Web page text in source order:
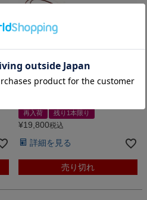
[老眼鏡・メガネ] こめかみで掛ける ちょ
いかけ眼鏡 第4弾
ペーパーグラスmini4 オーバル
再入荷 残り1本限り
¥19,800税込
詳細を見る
売り切れ